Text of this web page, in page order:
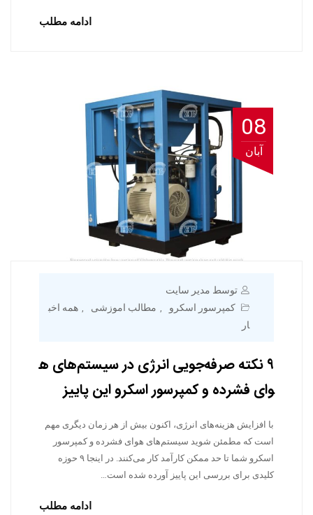
ادامه مطلب
08
آبان
توسط مدیر سایت
کمپرسور اسکرو
, مطالب اموزشی , همه اخب
ار
۹ نکته صرفه‌جویی انرژی در سیستم‌های ه
وای فشرده و کمپرسور اسکرو این پاییز
با افزایش هزینه‌های انرژی، اکنون بیش از هر زمان دیگری مهم
است که مطمئن شوید سیستم‌های هوای فشرده و کمپرسور
اسکرو شما تا حد ممکن کارآمد کار می‌کنند. در اینجا ۹ حوزه
کلیدی برای بررسی این پاییز آورده شده است…
ادامه مطلب